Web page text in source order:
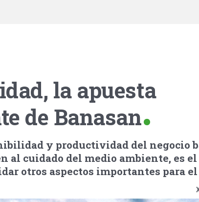
la apuesta
de Banasan
y productividad del negocio
al cuidado del medio ambiente, es
otros aspectos importantes para el